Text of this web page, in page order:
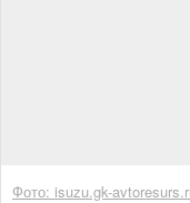
Фото: isuzu.gk-